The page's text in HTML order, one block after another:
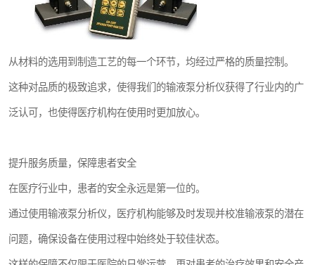
从材料的选用到制造工艺的每一个环节，均经过严格的质量控制。
这种对品质的极致追求，使得我们的输液泵分析仪获得了行业内的广
泛认可，也使得医疗机构在使用时更加放心。
提升服务质量，保障患者安全
在医疗行业中，患者的安全永远是第一位的。
通过使用输液泵分析仪，医疗机构能够及时发现并校准输液泵的潜在
问题，确保设备在使用过程中始终处于较佳状态。